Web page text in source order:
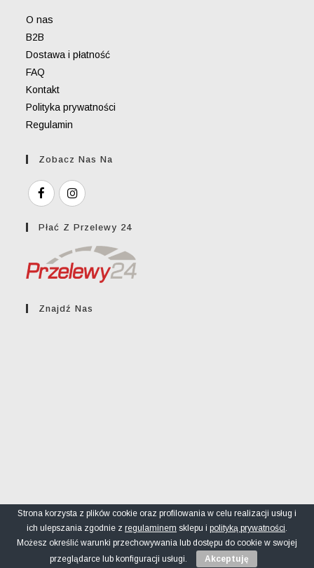
O nas
B2B
Dostawa i płatność
FAQ
Kontakt
Polityka prywatności
Regulamin
Zobacz Nas Na
Płać Z Przelewy 24
Znajdź Nas
Regulamin sklepu Polityka prywatności FAQ
© greckikacik.rzeszow.pl
Strona korzysta z plików cookie oraz profilowania w celu realizacji usług i
ich ulepszania zgodnie z regulaminem sklepu i polityką prywatności.
Możesz określić warunki przechowywania lub dostępu do cookie w swojej
przeglądarce lub konfiguracji usługi.
Akceptuję